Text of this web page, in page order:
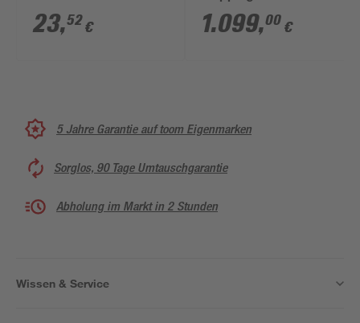
Powerstream 5 m
23,52€
'SunGarden Energy'
275 Wp
1.099,00 €
5 Jahre Garantie auf toom Eigenmarken
Sorglos, 90 Tage Umtauschgarantie
Abholung im Markt in 2 Stunden
Wissen & Service